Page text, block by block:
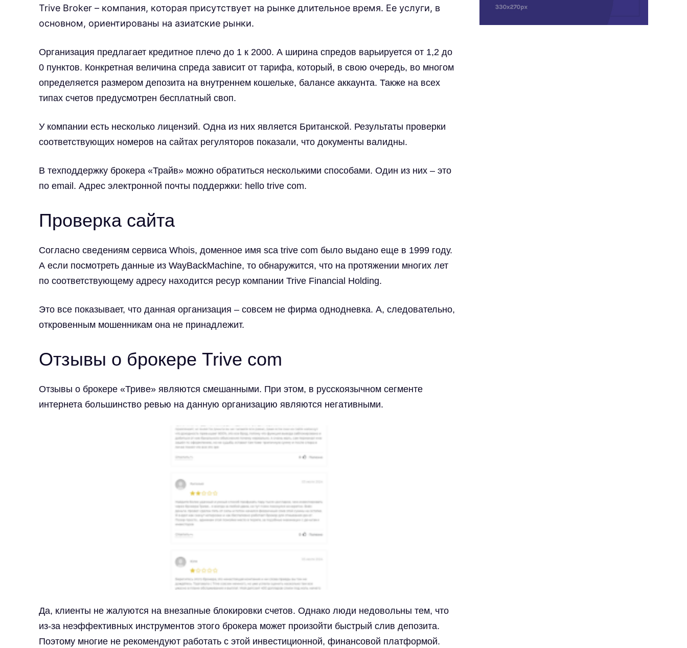
Trive Broker – компания, которая присутствует на рынке длительное время. Ее услуги, в
основном, ориентированы на азиатские рынки.
Организация предлагает кредитное плечо до 1 к 2000. А ширина спредов варьируется от 1,2 до
0 пунктов. Конкретная величина спреда зависит от тарифа, который, в свою очередь, во многом
определяется размером депозита на внутреннем кошельке, балансе аккаунта. Также на всех
типах счетов предусмотрен бесплатный своп.
У компании есть несколько лицензий. Одна из них является Британской. Результаты проверки
соответствующих номеров на сайтах регуляторов показали, что документы валидны.
В техподдержку брокера «Трайв» можно обратиться несколькими способами. Один из них – это
по email. Адрес электронной почты поддержки: hello trive com.
Проверка сайта
Согласно сведениям сервиса Whois, доменное имя sca trive com было выдано еще в 1999 году.
А если посмотреть данные из WayBackMachine, то обнаружится, что на протяжении многих лет
по соответствующему адресу находится ресур компании Trive Financial Holding.
Это все показывает, что данная организация – совсем не фирма однодневка. А, следовательно,
откровенным мошенникам она не принадлежит.
Отзывы о брокере Trive com
Отзывы о брокере «Триве» являются смешанными. При этом, в русскоязычном сегменте
интернета большинство ревью на данную организацию являются негативными.
Да, клиенты не жалуются на внезапные блокировки счетов. Однако люди недовольны тем, что
из-за неэффективных инструментов этого брокера может произойти быстрый слив депозита.
Поэтому многие не рекомендуют работать с этой инвестиционной, финансовой платформой.